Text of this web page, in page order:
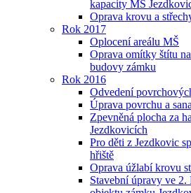
kapacity MŠ
Oprava krovu a
Rok 2017
Oplocení areálu MŠ
Oprava omítky štítu
budovy zámku
Rok 2016
Odvedení
Úprava povrchu a
Zpevněná plocha za
Jezdkovicích
Pro děti z Jezdkovic
hřiště
Oprava úžlabí krovu
Stavební úpravy ve